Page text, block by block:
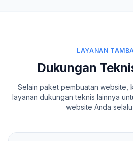
LAYANAN
Dukungan
Selain paket pembuatan website,
layanan dukungan teknis lainnya
website Anda